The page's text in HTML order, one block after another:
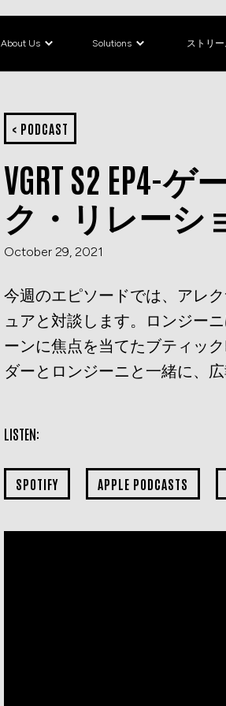
About Us Solutions ストリ
< PODCAST
VGRT S2 EP4-
ク・リレーシ
October 29, 2021
今週のエピソードでは、アレ
ュアと対談します。ロンジー
ーンに焦点を当てたブティッ
ダーとロンジーニと一緒に、
LISTEN:
SPOTIFY APPLE PODCASTS